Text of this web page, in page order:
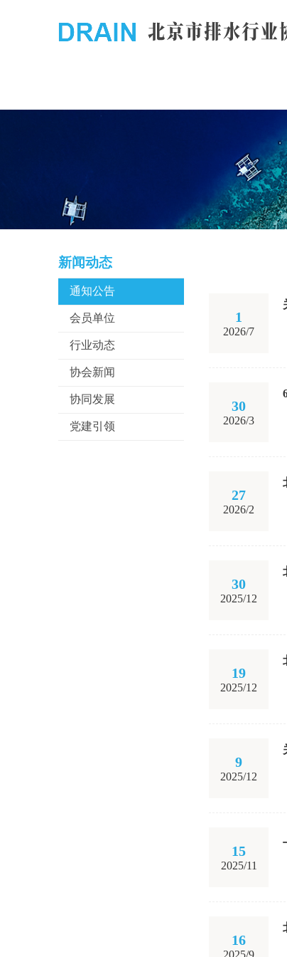
新闻动态
通知公告
会员单位
行业动态
协会新闻
协同发展
党建引领
1
2026/7
30
2026/3
27
2026/2
30
2025/12
19
2025/12
9
2025/12
15
2025/11
16
2025/9